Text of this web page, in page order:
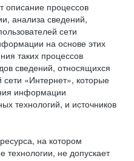
описание процессов
анализа сведений,
сети
на основе этих
таких процессов
сведений, относящихся
сети «Интернет», которые
информации
технологий, и источников
на котором
не допускает